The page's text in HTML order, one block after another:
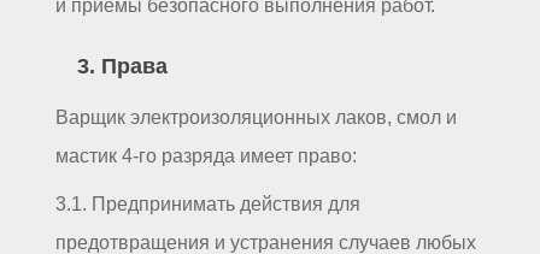
и приемы безопасного выполнения работ.
3. Права
Варщик электроизоляционных лаков, смол и
мастик 4-го разряда имеет право:
3.1. Предпринимать действия для
предотвращения и устранения случаев любых